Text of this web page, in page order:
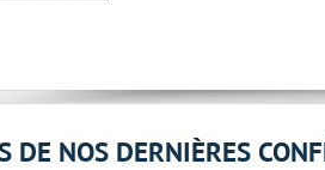
DE NOS DERNIÈRES